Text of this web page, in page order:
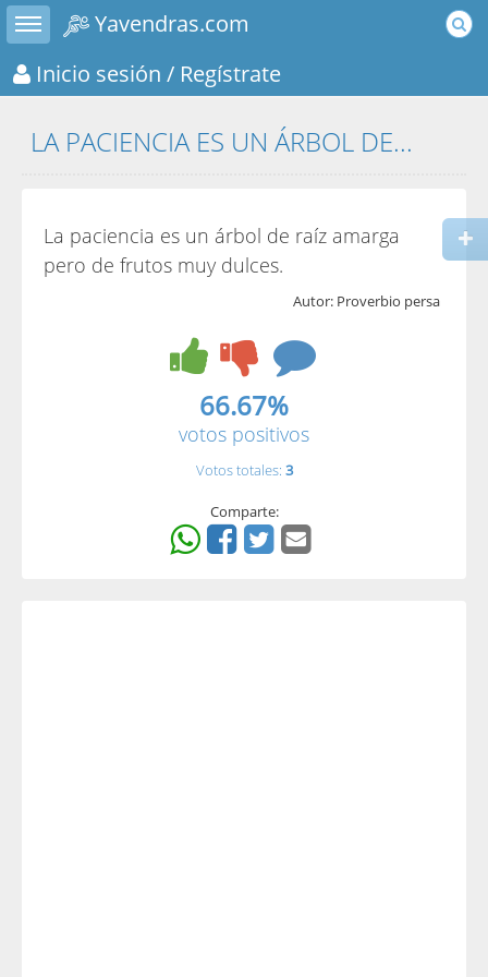
Toggle sidebar
Yavendras.com
Inicio sesión / Regístrate
LA PACIENCIA ES UN ÁRBOL DE...
La paciencia es un árbol de raíz amarga
pero de frutos muy dulces.
Autor: Proverbio persa
66.67%
votos positivos
Votos totales: 3
Comparte: